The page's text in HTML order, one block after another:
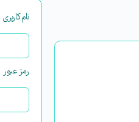
نام‌کاربری
رمز عبور